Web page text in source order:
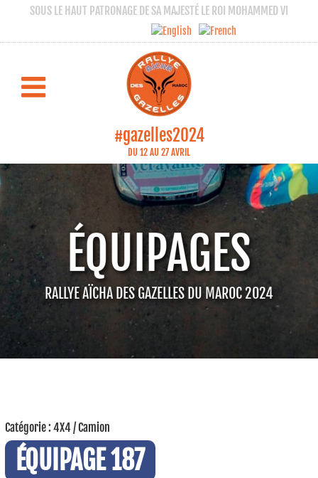
SOUS LE HAUT PATRONAGE DE SA MAJESTÉ LE ROI MOHAMMED VI
#gazelles2024
DU 12 AU 27 AVRIL
ÉQUIPAGES
RALLYE AÏCHA DES GAZELLES DU MAROC 2024
Catégorie : 4X4 / Camion
ÉQUIPAGE 187